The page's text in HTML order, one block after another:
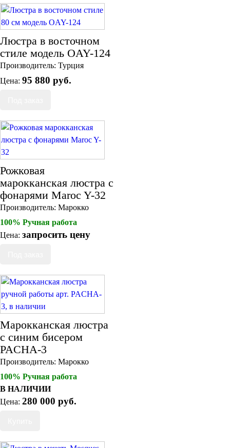
Комоды и тумбы
Пуфы и стулья
Консоли
Шкафы
Ширмы
Обеденные группы
Спальня Марокко
Уход за мебелью
Краны и смесители в хамам
Раковины латунные и медные
Медные тазы и ведра
Мозаика Марокко
Двери Марокко
Бабуши тапочки
Вазы
Зеркала
Тарелки и блюда
Подушки
Салфетницы
Свечи и подсвечники
Сундуки
Шкатулки
Хлопковые
Шерстяные
Тажины
Чайники и кофейники
Подносы
Сахарницы, конфетницы,
фруктовницы
Люстра в восточном
стиле модель OAY-124
Производитель: Турция
Цена: 95 880 руб.
Рожковая
марокканская люстра с
фонарями Maroc Y-32
Производитель: Марокко
100% Ручная работа
Цена: запросить цену
Марокканская люстра
с синим бисером
PACHA-3
Производитель: Марокко
100% Ручная работа
В НАЛИЧИИ
Цена: 280 000 руб.